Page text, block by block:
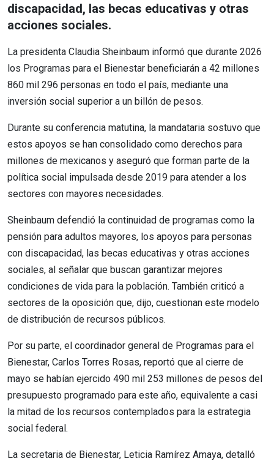
discapacidad, las becas educativas y otras
acciones sociales.
La presidenta Claudia Sheinbaum informó que durante 2026
los Programas para el Bienestar beneficiarán a 42 millones
860 mil 296 personas en todo el país, mediante una
inversión social superior a un billón de pesos.
Durante su conferencia matutina, la mandataria sostuvo que
estos apoyos se han consolidado como derechos para
millones de mexicanos y aseguró que forman parte de la
política social impulsada desde 2019 para atender a los
sectores con mayores necesidades.
Sheinbaum defendió la continuidad de programas como la
pensión para adultos mayores, los apoyos para personas
con discapacidad, las becas educativas y otras acciones
sociales, al señalar que buscan garantizar mejores
condiciones de vida para la población. También criticó a
sectores de la oposición que, dijo, cuestionan este modelo
de distribución de recursos públicos.
Por su parte, el coordinador general de Programas para el
Bienestar, Carlos Torres Rosas, reportó que al cierre de
mayo se habían ejercido 490 mil 253 millones de pesos del
presupuesto programado para este año, equivalente a casi
la mitad de los recursos contemplados para la estrategia
social federal.
La secretaria de Bienestar, Leticia Ramírez Amaya, detalló